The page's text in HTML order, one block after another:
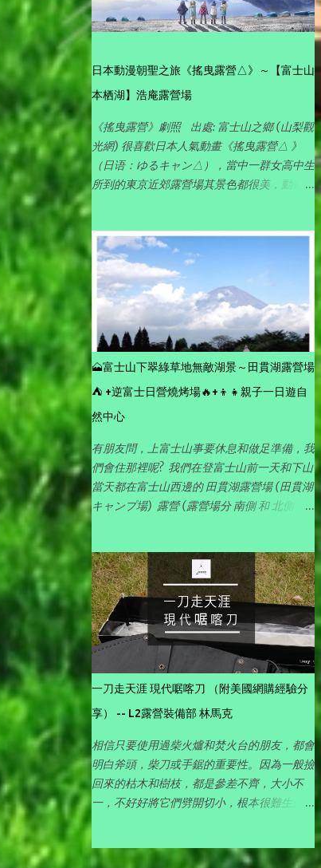
日本動漫朝聖之旅《搖曳露營△》～【富士山
本栖湖】浩庵露營場
《搖曳露營》劇照 出處: 富士山之鄉 (山梨觀
光網) 很喜歡日本人氣動畫《搖曳露營△ 》
（日语：ゆるキャン△），當中一群女高中生
所到的東京近郊露營場其景色都很美，動畫畫
動的點滴，完全帶出露營悠閑愜意的樂趣。
🗻富士山下翠綠草地無敵湖景～田貫湖露營場
⛺ +逆富士日營燒烤場🔥+👦👧親子一日遊自
然中心
有朋友問，上富士山事要休息和做足準備，我
們會住那裡呢? 我們在登富士山前一天和下山
當天都在富士山西邊的 田貫湖露營場 (田貫湖
キャンプ場) 露營 (露營場分 南側 和 北側 ，
一刀走天涯 現代啹喀刀 （附美國網購經驗分
享） -- L2露營裝備部 林馬克
相信只要使用過柴火爐和焚火台的朋友，都會
明白斧頭，柴刀或手鋸的重要性。因為一般撿
回來的枯木和樹枝，都是參差不齊，大小不
一，不好好將它們劈開切小，根本很難生火
以對喜愛玩柴火的朋友，有一件好的劈柴工具